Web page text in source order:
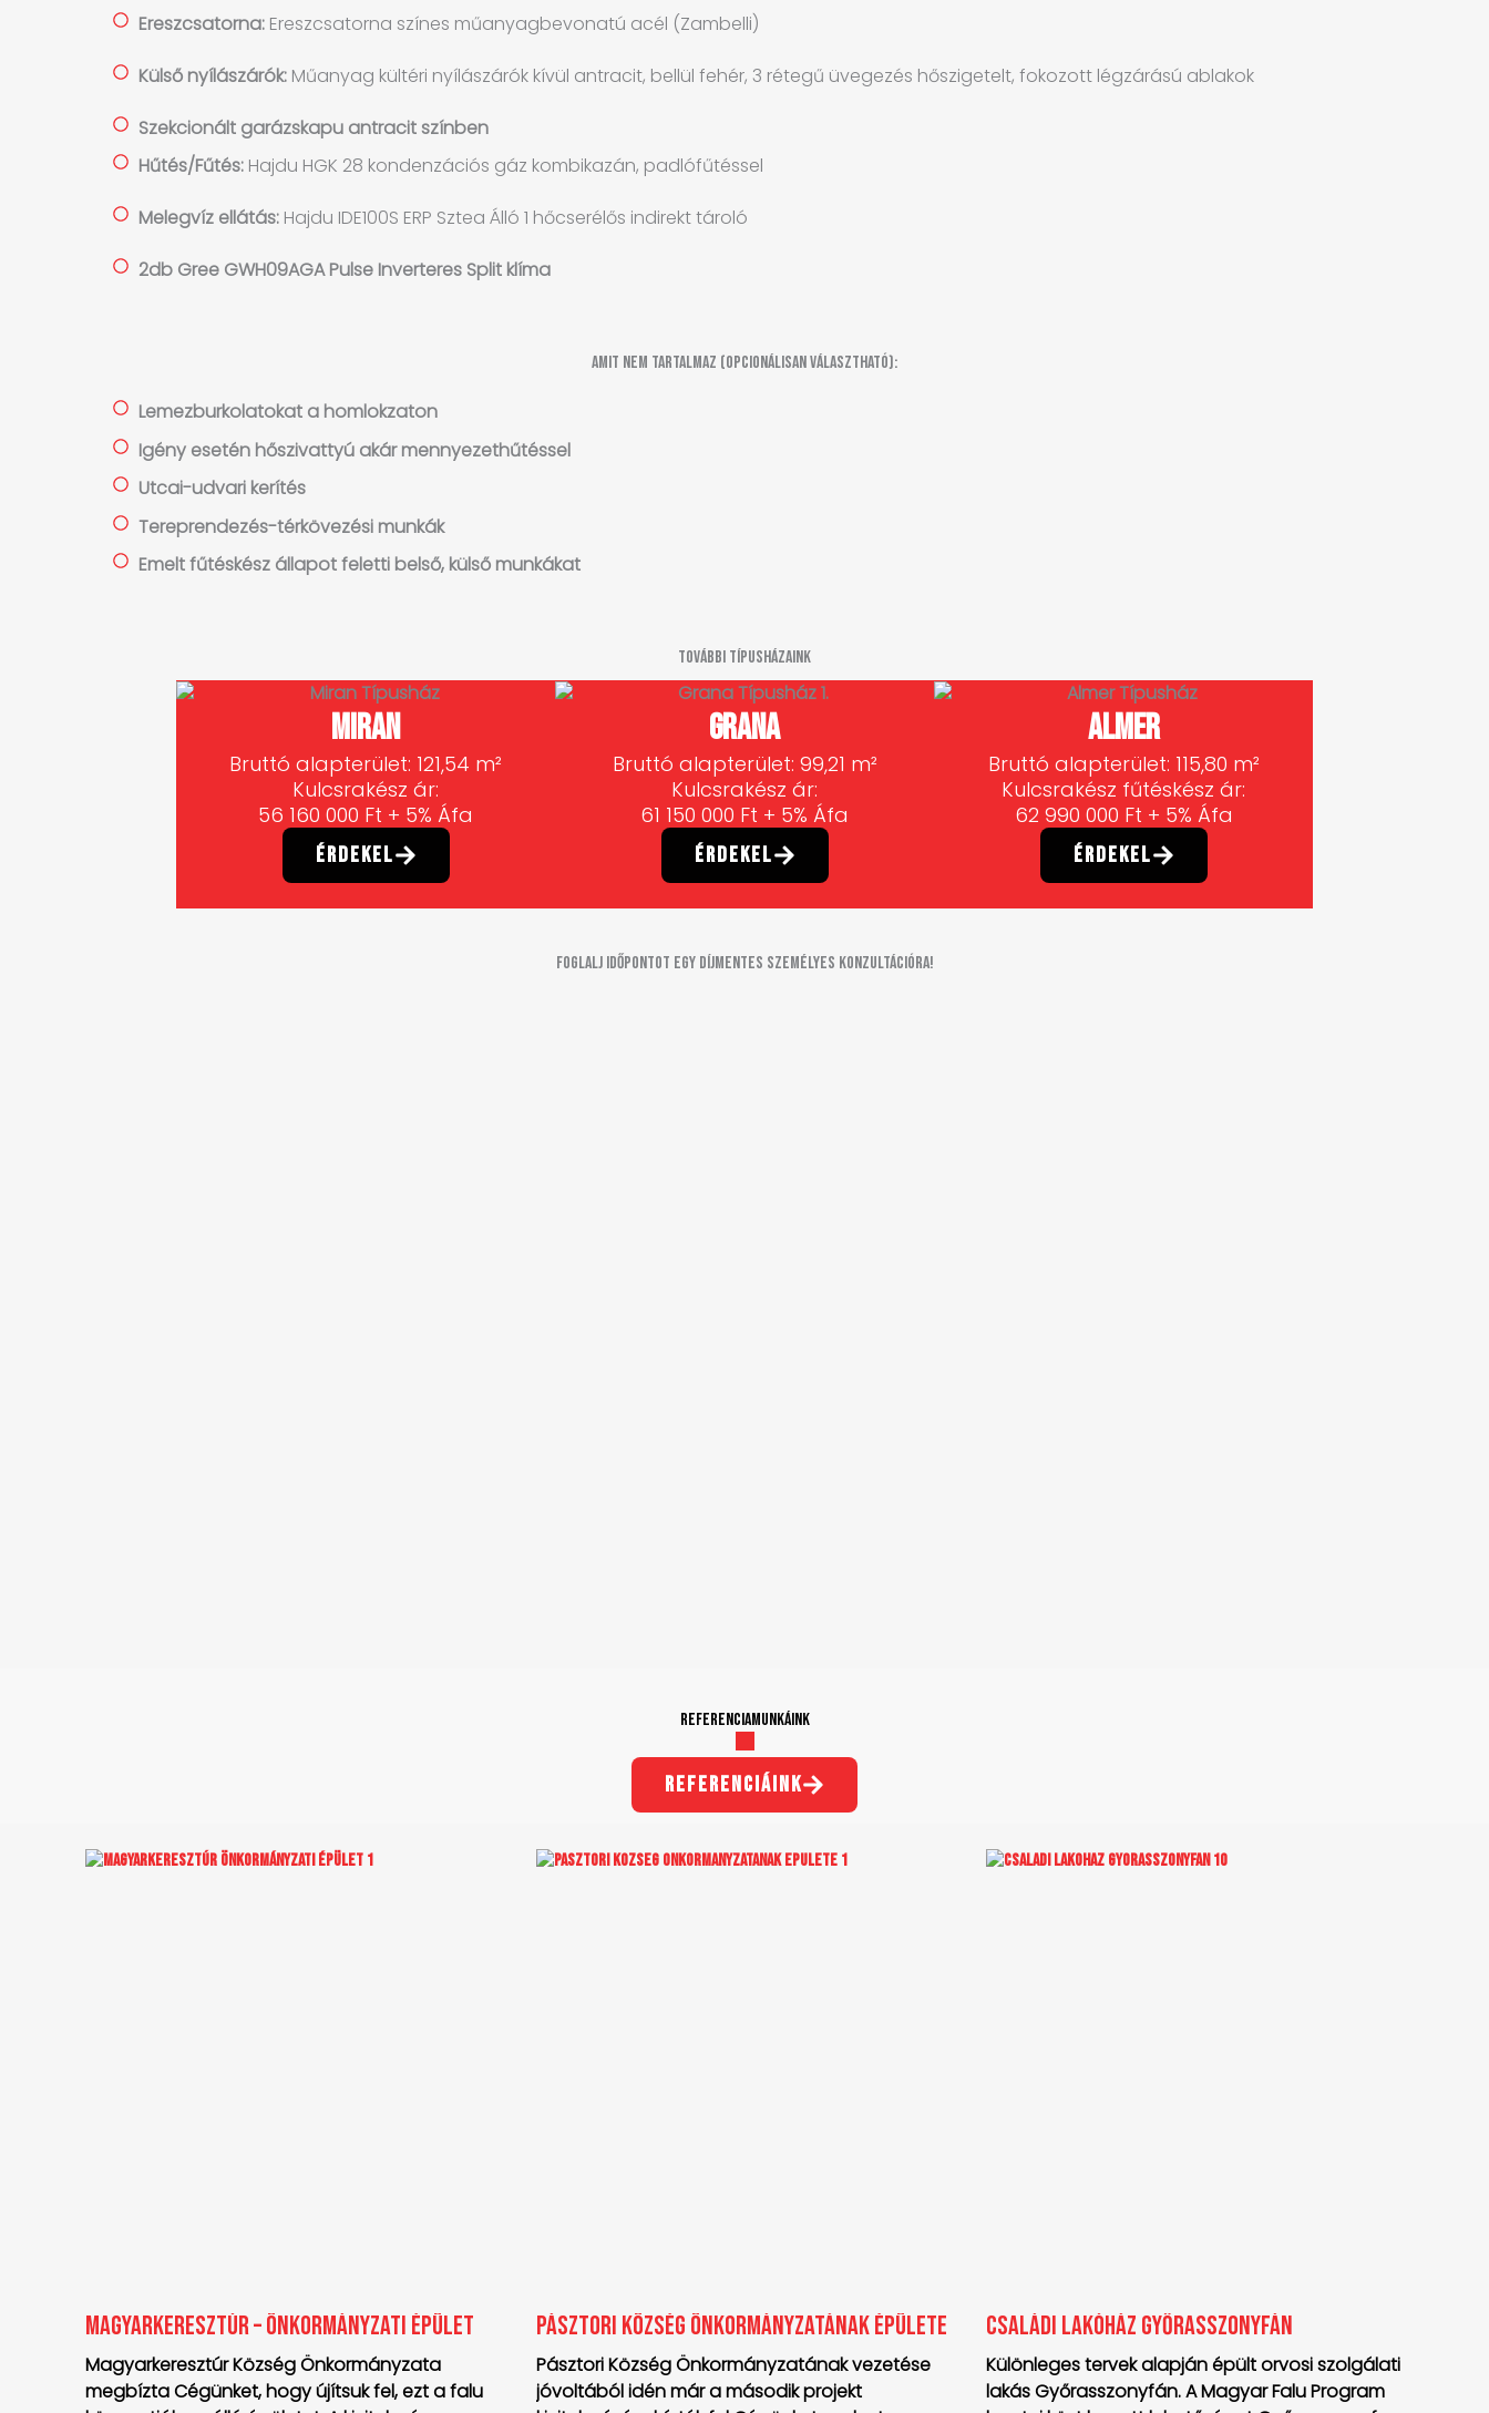
Ereszcsatorna: Ereszcsatorna színes műanyagbevonatú acél (Zambelli)
Külső nyílászárók: Műanyag kültéri nyílászárók kívül antracit, bellül fehér, 3 rétegű üvegezés hőszigetelt, fokozott légzárású ablakok
Szekcionált garázskapu antracit színben
Hűtés/Fűtés: Hajdu HGK 28 kondenzációs gáz kombikazán, padlófűtéssel
Melegvíz ellátás: Hajdu IDE100S ERP Sztea Álló 1 hőcserélős indirekt tároló
2db Gree GWH09AGA Pulse Inverteres Split klíma
Amit nem tartalmaz (opcionálisan választható):
Lemezburkolatokat a homlokzaton
Igény esetén hőszivattyú akár mennyezethűtéssel
Utcai-udvari kerítés
Tereprendezés-térkövezési munkák
Emelt fűtéskész állapot feletti belső, külső munkákat
További Típusházaink
Miran
Bruttó alapterület: 121,54 m²
Kulcsrakész ár:
56 160 000 Ft + 5% Áfa
Érdekel
Grana
Bruttó alapterület: 99,21 m²
Kulcsrakész ár:
61 150 000 Ft + 5% Áfa
Érdekel
Almer
Bruttó alapterület: 115,80 m²
Kulcsrakész fűtéskész ár:
62 990 000 Ft + 5% Áfa
Érdekel
Foglalj időpontot egy díjmentes személyes konzultációra!
Referenciamunkáink
referenciáink
Magyarkeresztúr – Önkormányzati épület
Magyarkeresztúr Község Önkormányzata
megbízta Cégünket, hogy újítsuk fel, ezt a falu
Pásztori Község Önkormányzatának épülete
Pásztori Község Önkormányzatának vezetése
jóvoltából idén már a második projekt
Családi lakóház Győrasszonyfán
Különleges tervek alapján épült orvosi szolgálati
lakás Győrasszonyfán. A Magyar Falu Program